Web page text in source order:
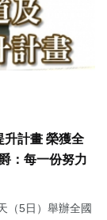
升計畫 榮獲全
：每一份努力
（5日）舉辦全國